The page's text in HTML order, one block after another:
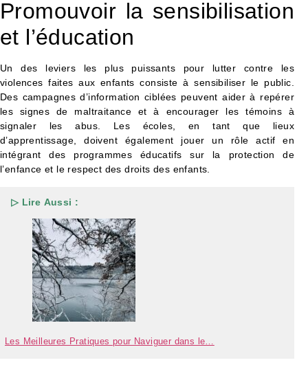
Promouvoir la sensibilisation
et l’éducation
Un des leviers les plus puissants pour lutter contre les
violences faites aux enfants consiste à sensibiliser le public.
Des campagnes d’information ciblées peuvent aider à repérer
les signes de maltraitance et à encourager les témoins à
signaler les abus. Les écoles, en tant que lieux
d’apprentissage, doivent également jouer un rôle actif en
intégrant des programmes éducatifs sur la protection de
l’enfance et le respect des droits des enfants.
▷ Lire Aussi :
Les Meilleures Pratiques pour Naviguer dans le…